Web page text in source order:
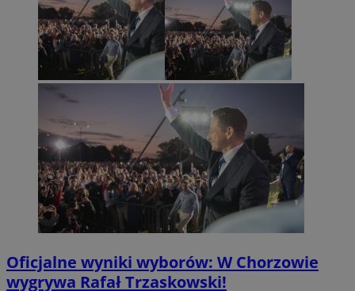
Oficjalne wyniki wyborów: W Chorzowie
wygrywa Rafał Trzaskowski!